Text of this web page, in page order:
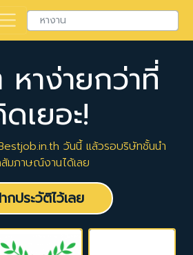
าง่ายกว่าที่
เยอะ!
วันนี้ แล้วรอบริษัทชั้นนำ
มภาษณ์งานได้เลย
กประวัติไว้เลย